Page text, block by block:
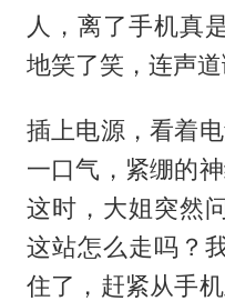
人，离了手机真
地笑了笑，连声道
插上电源，看着
一口气，紧绷的
这时，大姐突然
这站怎么走吗？
住了，赶紧从手